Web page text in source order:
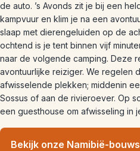
de auto. ’s Avonds zit je bij een
kampvuur en klim je na een
slaap met dierengeluiden op de
ochtend is je tent binnen vijf
naar de volgende camping. Deze
avontuurlijke reiziger. We regelen
afwisselende plekken; middenin
Sossus of aan de rivieroever. Op
een guesthouse om afwisseling in
Bekijk onze Namibië-